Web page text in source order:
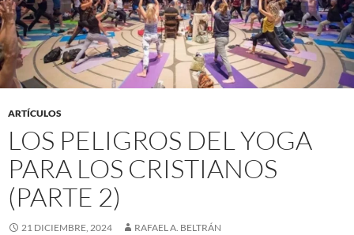
ARTÍCULOS
LOS PELIGROS DEL YOGA
PARA LOS CRISTIANOS
(PARTE 2)
21 DICIEMBRE, 2024 RAFAEL A. BELTRÁN